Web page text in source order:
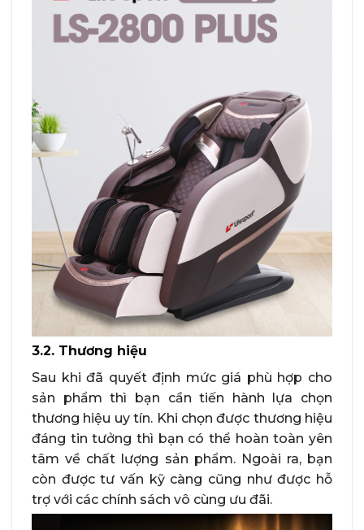
3.2. Thương hiệu
Sau khi đã quyết định mức giá phù hợp cho
sản phẩm thì bạn cần tiến hành lựa chọn
thương hiệu uy tín. Khi chọn được thương hiệu
đáng tin tưởng thì bạn có thể hoàn toàn yên
tâm về chất lượng sản phẩm. Ngoài ra, bạn
còn được tư vấn kỹ càng cũng như được hỗ
trợ với các chính sách vô cùng ưu đãi.